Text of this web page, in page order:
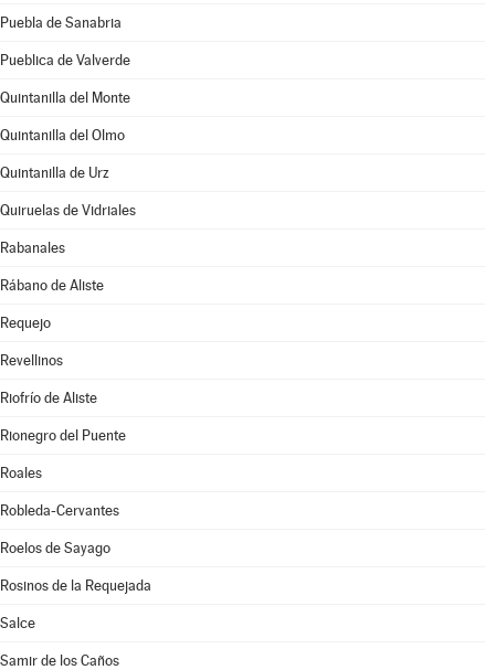
Puebla de Sanabria
Pueblica de Valverde
Quintanilla del Monte
Quintanilla del Olmo
Quintanilla de Urz
Quiruelas de Vidriales
Rabanales
Rábano de Aliste
Requejo
Revellinos
Riofrío de Aliste
Rionegro del Puente
Roales
Robleda-Cervantes
Roelos de Sayago
Rosinos de la Requejada
Salce
Samir de los Caños